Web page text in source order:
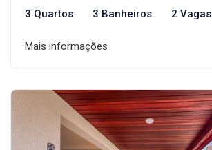
3 Quartos 3 Banheiros 2 Vagas
Mais informações